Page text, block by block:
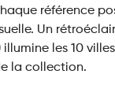
référence
Un
les 10 villes
la collection.